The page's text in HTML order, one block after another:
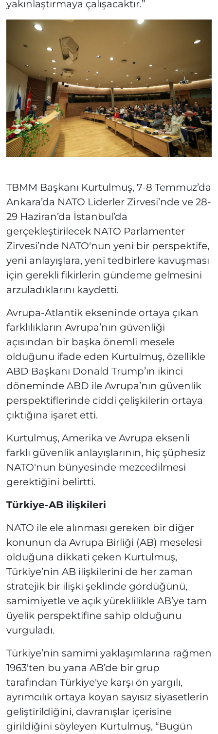
yakınlaştırmaya çalışacaktır.”
TBMM Başkanı Kurtulmuş, 7-8 Temmuz’da
Ankara’da NATO Liderler Zirvesi’nde ve 28-
29 Haziran’da İstanbul’da
gerçekleştirilecek NATO Parlamenter
Zirvesi’nde NATO'nun yeni bir perspektife,
yeni anlayışlara, yeni tedbirlere kavuşması
için gerekli fikirlerin gündeme gelmesini
arzuladıklarını kaydetti.
Avrupa-Atlantik ekseninde ortaya çıkan
farklılıkların Avrupa’nın güvenliği
açısından bir başka önemli mesele
olduğunu ifade eden Kurtulmuş, özellikle
ABD Başkanı Donald Trump’ın ikinci
döneminde ABD ile Avrupa’nın güvenlik
perspektiflerinde ciddi çelişkilerin ortaya
çıktığına işaret etti.
Kurtulmuş, Amerika ve Avrupa eksenli
farklı güvenlik anlayışlarının, hiç şüphesiz
NATO'nun bünyesinde mezcedilmesi
gerektiğini belirtti.
Türkiye-AB ilişkileri
NATO ile ele alınması gereken bir diğer
konunun da Avrupa Birliği (AB) meselesi
olduğuna dikkati çeken Kurtulmuş,
Türkiye’nin AB ilişkilerini de her zaman
stratejik bir ilişki şeklinde gördüğünü,
samimiyetle ve açık yüreklilikle AB’ye tam
üyelik perspektifine sahip olduğunu
vurguladı.
Türkiye’nin samimi yaklaşımlarına rağmen
1963'ten bu yana AB’de bir grup
tarafından Türkiye'ye karşı ön yargılı,
ayrımcılık ortaya koyan sayısız siyasetlerin
geliştirildiğini, davranışlar içerisine
girildiğini söyleyen Kurtulmuş, “Bugün